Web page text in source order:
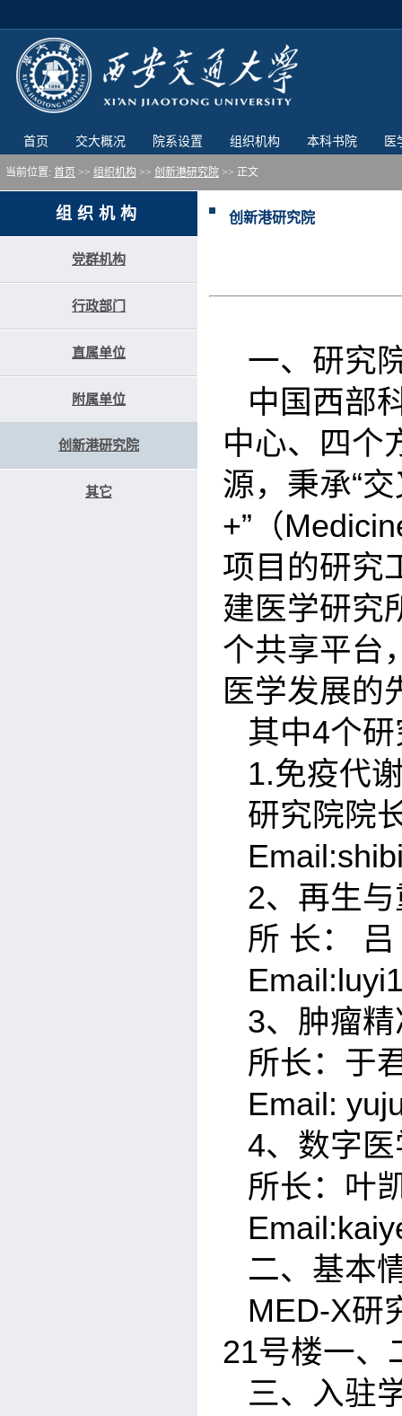
首页 交大概况 院系设置 组织机构 本科书院 医
当前位置: 首页 >> 组织机构 >> 创新港研究院 >> 正文
组织机构
党群机构
行政部门
直属单位
附属单位
创新港研究院
其它
创新港研究院
一、研究
中国西部
中心、四个
源，秉承“
+” （
项目的研究
建医学研究
个共享平台
医学发展的
其中4个
1.免疫代
研究院院
2、再生
所 长：
3、肿瘤
所长：于
Email:
4、数字
所长：叶
二、基本
MED-X研
21号楼一、
三、入驻